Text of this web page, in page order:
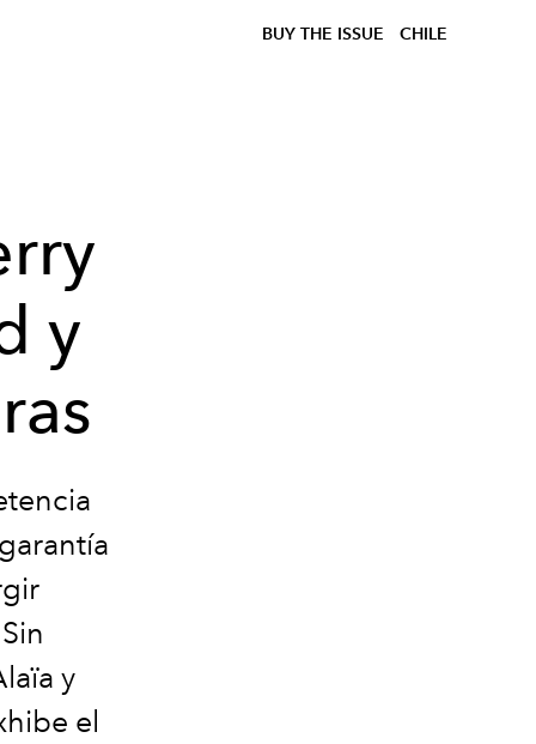
BUY THE ISSUE CHILE
y
y
el